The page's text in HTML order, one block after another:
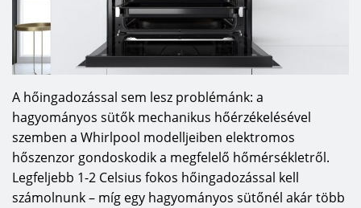
A hőingadozással sem lesz problémánk: a
hagyományos sütők mechanikus hőérzékelésével
szemben a Whirlpool modelljeiben elektromos
hőszenzor gondoskodik a megfelelő hőmérsékletről.
Legfeljebb 1-2 Celsius fokos hőingadozással kell
számolnunk – míg egy hagyományos sütőnél akár több